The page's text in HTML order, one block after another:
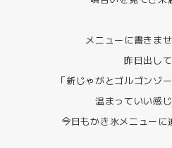
メニューに書きませ
昨日出し
「新じゃがとゴルゴンゾ
温まっていい感
今日もかき氷メニューに